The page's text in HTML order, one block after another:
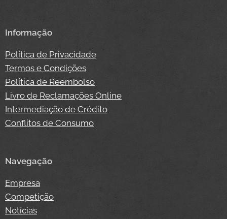
Informação
Política de Privacidade
Termos e Condições
Política de Reembolso
Livro de Reclamações Online
Intermediação de Crédito
Conflitos de Consumo
Navegação
Empresa
Competição
Notícias